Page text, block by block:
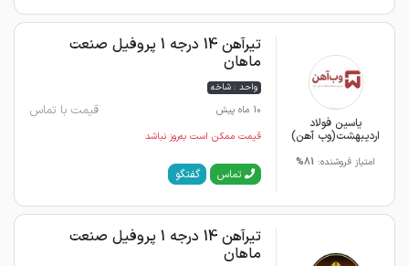
یاسین فولاد
اردیبهشت(وب آهن)
امتیاز فروشنده: 81%
تیرآهن 14 درجه 1 پروفیل صنعت
ماهان
واحد : شاخه
10 ماه پیش
قیمت با تماس
قیمت ممکن است به‌روز نباشد
تماس گفتگو
تیرآهن 14 درجه 1 پروفیل صنعت
ماهان